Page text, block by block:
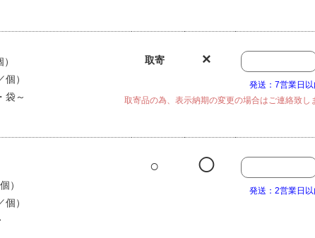
）
袋～
取寄 ×
発送：7営業日以
取寄品の為、表示納期の変更の場合はご連絡致し
）
）
○ ◯
発送：2営業日以